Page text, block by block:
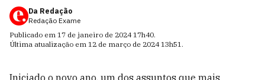
Da Redação
Redação Exame
Publicado em 17 de janeiro de 2024 17h40.
Última atualização em 12 de março de 2024 13h51.
Iniciado o novo ano, um dos assuntos que mais